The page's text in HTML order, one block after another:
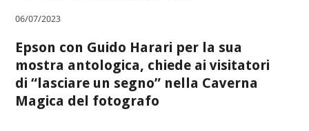
06/07/2023
Epson con Guido Harari per la sua
mostra antologica, chiede ai visitatori
di “lasciare un segno” nella Caverna
Magica del fotografo